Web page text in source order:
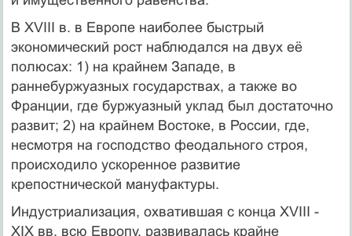
В XVIII в. в Европе наиболее быстрый
экономический рост наблюдался на двух её
полюсах: 1) на крайнем Западе, в
раннебуржуазных государствах, а также во
Франции, где буржуазный уклад был достаточно
развит; 2) на крайнем Востоке, в России, где,
несмотря на господство феодального строя,
происходило ускоренное развитие
крепостнической мануфактуры.
Индустриализация, охватившая с конца ХVIII -
XIX вв. всю Европу, развивалась крайне